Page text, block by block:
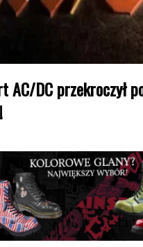
AC/DC przekroczył